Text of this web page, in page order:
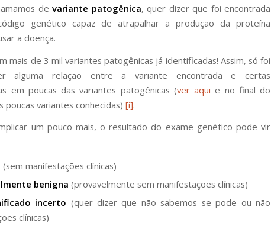
devariante patogênica, quer dizer que foi encontrada
genético capaz de atrapalhar a produção da proteína
a doença.
mais de 3 mil variantes patogênicas já identificadas! Assim, só foi
alguma relação entre a variante encontrada e certas
em poucas das variantes patogênicas (ver aqui e no final do
poucas variantes conhecidas) [i].
um pouco mais, o resultado do exame genético pode vir
(sem manifestações clínicas)
benigna (provavelmente sem manifestações clínicas)
incerto (quer dizer que não sabemos se pode ou não
clínicas)